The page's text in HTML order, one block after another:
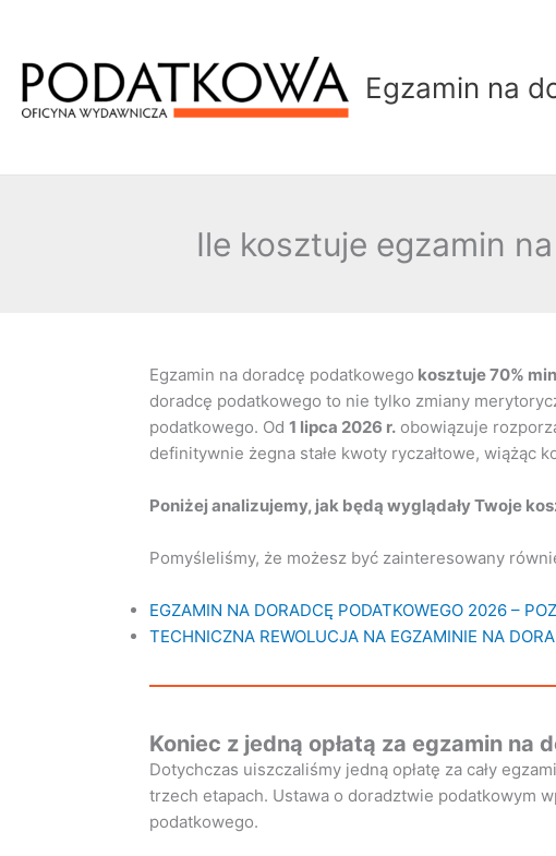
treści
Egzamin na
Ile kosztuje egzamin
Egzamin na doradcę podatkowego kosztuje 70%
doradcę podatkowego to nie tylko zmiany
podatkowego. Od 1 lipca 2026 r. obowiązuje
definitywnie żegna stałe kwoty ryczałtowe, wiążąc
Poniżej analizujemy, jak będą wyglądały Twoje
Pomyśleliśmy, że możesz być zainteresowany
EGZAMIN NA DORADCĘ PODATKOWEGO 2026 –
TECHNICZNA REWOLUCJA NA EGZAMINIE NA
Koniec z jedną opłatą za egzamin
Dotychczas uiszczaliśmy jedną opłatę za cały
trzech etapach. Ustawa o doradztwie podatkowym
podatkowego.